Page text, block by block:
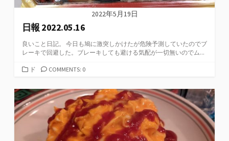
2022年5月19日
日報 2022.05.16
良いこと日記。 今日も鳩に激突しかけたが危険予測していたのでブ
レーキで回避した。ブレーキしても避ける気配が一切無いのでム...
カ
ゴ
リ
ー
ド COMMENTS: 0